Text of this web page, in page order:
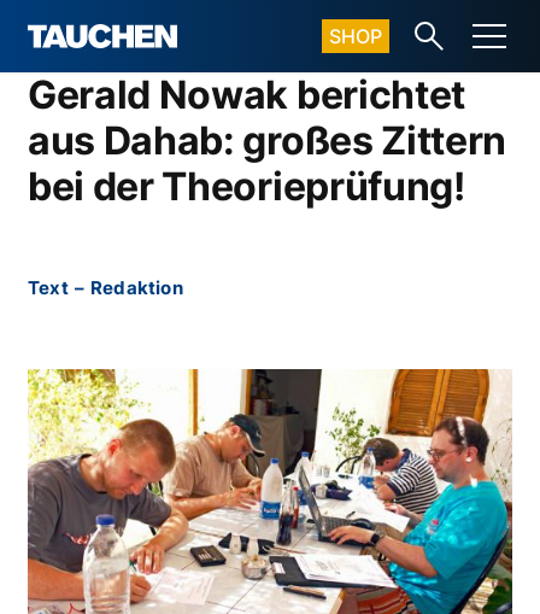
SHOP
Gerald Nowak berichtet
aus Dahab: großes Zittern
bei der Theorieprüfung!
Text – Redaktion